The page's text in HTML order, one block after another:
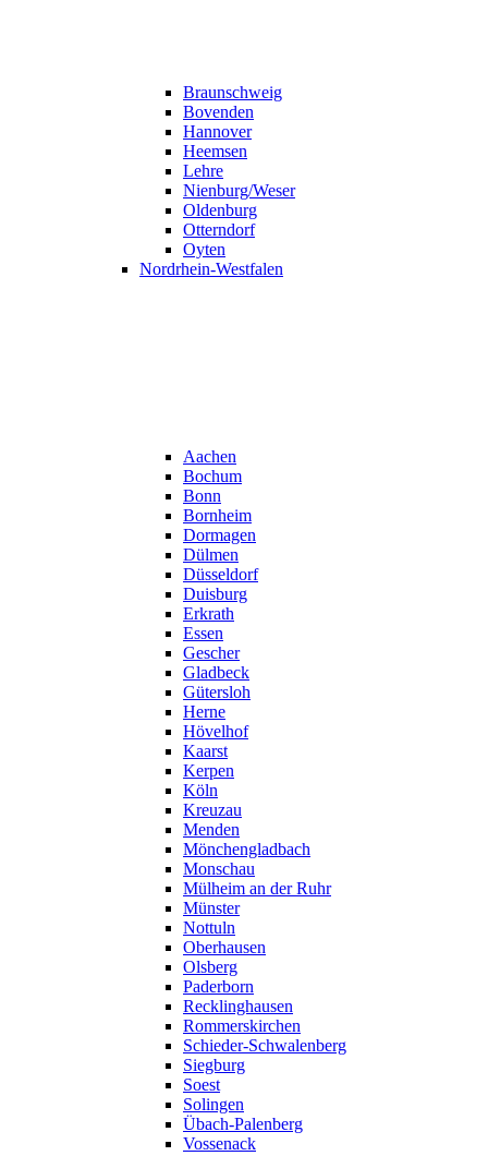
Braunschweig
Bovenden
Hannover
Heemsen
Lehre
Nienburg/Weser
Oldenburg
Otterndorf
Oyten
Nordrhein-Westfalen
Aachen
Bochum
Bonn
Bornheim
Dormagen
Dülmen
Düsseldorf
Duisburg
Erkrath
Essen
Gescher
Gladbeck
Gütersloh
Herne
Hövelhof
Kaarst
Kerpen
Köln
Kreuzau
Menden
Mönchengladbach
Monschau
Mülheim an der Ruhr
Münster
Nottuln
Oberhausen
Olsberg
Paderborn
Recklinghausen
Rommerskirchen
Schieder-Schwalenberg
Siegburg
Soest
Solingen
Übach-Palenberg
Vossenack